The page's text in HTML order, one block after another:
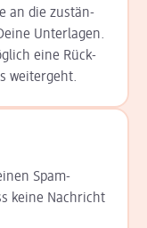
an die zu­stän­
Unterlagen.
eine Rück­
weitergeht.
Spam-
keine Nachricht